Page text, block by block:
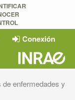
Conexión
de enfermedades y